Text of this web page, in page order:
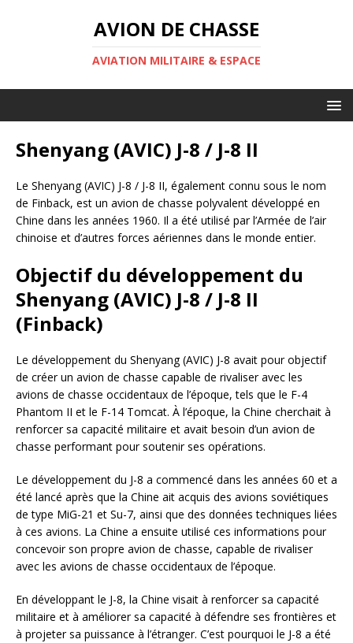
AVION DE CHASSE
AVIATION MILITAIRE & ESPACE
Shenyang (AVIC) J-8 / J-8 II
Le Shenyang (AVIC) J-8 / J-8 II, également connu sous le nom
de Finback, est un avion de chasse polyvalent développé en
Chine dans les années 1960. Il a été utilisé par l’Armée de l’air
chinoise et d’autres forces aériennes dans le monde entier.
Objectif du développement du
Shenyang (AVIC) J-8 / J-8 II
(Finback)
Le développement du Shenyang (AVIC) J-8 avait pour objectif
de créer un avion de chasse capable de rivaliser avec les
avions de chasse occidentaux de l’époque, tels que le F-4
Phantom II et le F-14 Tomcat. À l’époque, la Chine cherchait à
renforcer sa capacité militaire et avait besoin d’un avion de
chasse performant pour soutenir ses opérations.
Le développement du J-8 a commencé dans les années 60 et a
été lancé après que la Chine ait acquis des avions soviétiques
de type MiG-21 et Su-7, ainsi que des données techniques liées
à ces avions. La Chine a ensuite utilisé ces informations pour
concevoir son propre avion de chasse, capable de rivaliser
avec les avions de chasse occidentaux de l’époque.
En développant le J-8, la Chine visait à renforcer sa capacité
militaire et à améliorer sa capacité à défendre ses frontières et
à projeter sa puissance à l’étranger. C’est pourquoi le J-8 a été